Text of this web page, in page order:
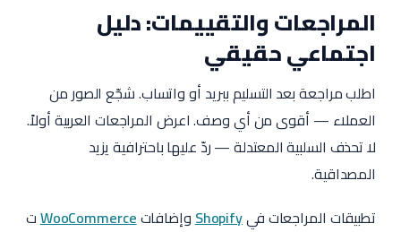
المراجعات والتقييمات: دليل
اجتماعي حقيقي
اطلب مراجعة بعد التسليم ببريد أو واتساب. شجّع الصور من
العملاء — أقوى من أي وصف. اعرض المراجعات العربية أولاً.
لا تحذف السلبية المعتدلة — ردّ عليها باحترافية يزيد
المصداقية.
تطبيقات المراجعات فيShopifyوإضافاتWooCommerceت